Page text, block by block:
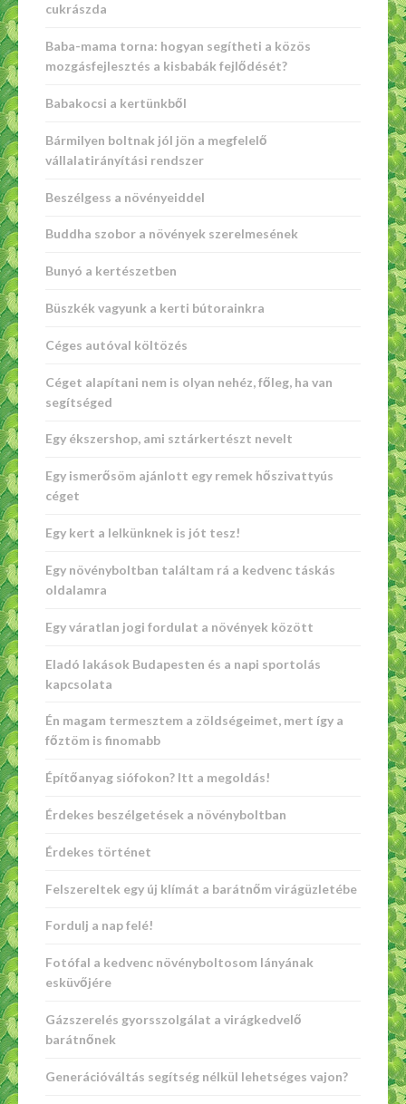
cukrászda
Baba-mama torna: hogyan segítheti a közös
mozgásfejlesztés a kisbabák fejlődését?
Babakocsi a kertünkből
Bármilyen boltnak jól jön a megfelelő
vállalatirányítási rendszer
Beszélgess a növényeiddel
Buddha szobor a növények szerelmesének
Bunyó a kertészetben
Büszkék vagyunk a kerti bútorainkra
Céges autóval költözés
Céget alapítani nem is olyan nehéz, főleg, ha van
segítséged
Egy ékszershop, ami sztárkertészt nevelt
Egy ismerősöm ajánlott egy remek hőszivattyús
céget
Egy kert a lelkünknek is jót tesz!
Egy növényboltban találtam rá a kedvenc táskás
oldalamra
Egy váratlan jogi fordulat a növények között
Eladó lakások Budapesten és a napi sportolás
kapcsolata
Én magam termesztem a zöldségeimet, mert így a
főztöm is finomabb
Építőanyag siófokon? Itt a megoldás!
Érdekes beszélgetések a növényboltban
Érdekes történet
Felszereltek egy új klímát a barátnőm virágüzletébe
Fordulj a nap felé!
Fotófal a kedvenc növényboltosom lányának
esküvőjére
Gázszerelés gyorsszolgálat a virágkedvelő
barátnőnek
Generációváltás segítség nélkül lehetséges vajon?